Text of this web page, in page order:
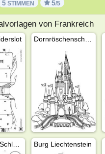
5 STIMMEN 5/5
von Frankreich
Burg Liechtenstein